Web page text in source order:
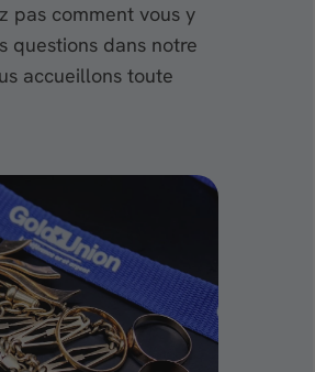
pas comment vous y
questions dans notre
accueillons toute